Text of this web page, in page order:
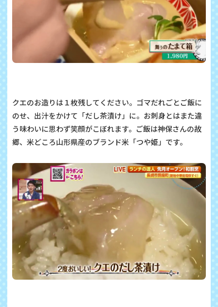
クエのお造りは１枚残してください。ゴマだれごとご飯に
のせ、出汁をかけて「だし茶漬け」に。お刺身とはまた違
う味わいに思わず笑顔がこぼれます。ご飯は神保さんの故
郷、米どころ山形県産のブランド米「つや姫」です。